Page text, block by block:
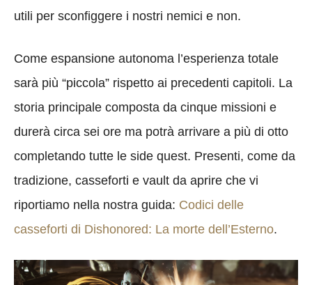
utili per sconfiggere i nostri nemici e non.
Come espansione autonoma l’esperienza totale
sarà più “piccola” rispetto ai precedenti capitoli. La
storia principale composta da cinque missioni e
durerà circa sei ore ma potrà arrivare a più di otto
completando tutte le side quest. Presenti, come da
tradizione, casseforti e vault da aprire che vi
riportiamo nella nostra guida: Codici delle
casseforti di Dishonored: La morte dell’Esterno.